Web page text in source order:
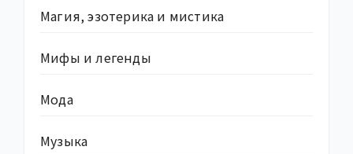
Магия, эзотерика и мистика
Мифы и легенды
Мода
Музыка